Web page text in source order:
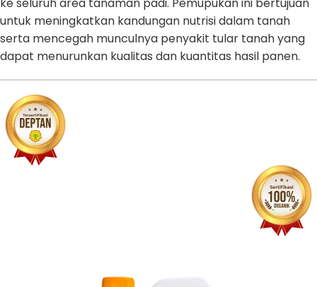
untuk meningkatkan kandungan nutrisi dalam tanah
serta mencegah munculnya penyakit tular tanah yang
dapat menurunkan kualitas dan kuantitas hasil panen.